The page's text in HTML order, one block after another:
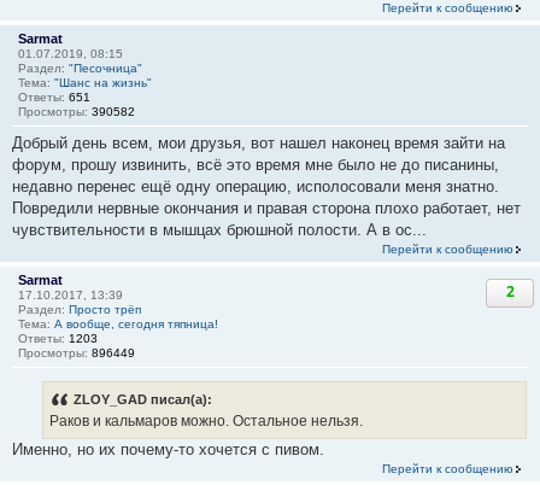
Перейти к сообщению
Sarmat
01.07.2019, 08:15
Раздел: "Песочница"
Тема: "Шанс на жизнь"
Ответы: 651
Просмотры: 390582
Добрый день всем, мои друзья, вот нашел наконец время зайти на
форум, прошу извинить, всё это время мне было не до писанины,
недавно перенес ещё одну операцию, исполосовали меня знатно.
Повредили нервные окончания и правая сторона плохо работает, нет
чувствительности в мышцах брюшной полости. А в ос...
Перейти к сообщению
Sarmat
17.10.2017, 13:39
Раздел: Просто трёп
Тема: А вообще, сегодня тяпница!
Ответы: 1203
Просмотры: 896449
2
ZLOY_GAD писал(а):
Раков и кальмаров можно. Остальное нельзя.
Именно, но их почему-то хочется с пивом.
Перейти к сообщению